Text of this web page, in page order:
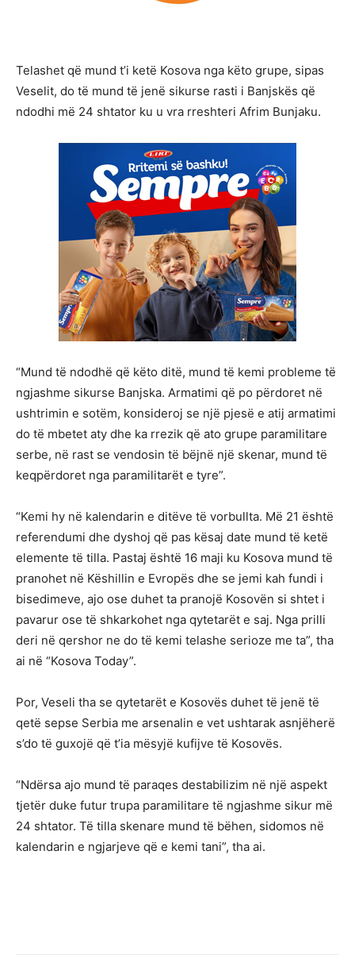
Telashet që mund t’i ketë Kosova nga këto grupe, sipas
Veselit, do të mund të jenë sikurse rasti i Banjskës që
ndodhi më 24 shtator ku u vra rreshteri Afrim Bunjaku.
“Mund të ndodhë që këto ditë, mund të kemi probleme të
ngjashme sikurse Banjska. Armatimi që po përdoret në
ushtrimin e sotëm, konsideroj se një pjesë e atij armatimi
do të mbetet aty dhe ka rrezik që ato grupe paramilitare
serbe, në rast se vendosin të bëjnë një skenar, mund të
keqpërdoret nga paramilitarët e tyre”.
“Kemi hy në kalendarin e ditëve të vorbullta. Më 21 është
referendumi dhe dyshoj që pas kësaj date mund të ketë
elemente të tilla. Pastaj është 16 maji ku Kosova mund të
pranohet në Këshillin e Evropës dhe se jemi kah fundi i
bisedimeve, ajo ose duhet ta pranojë Kosovën si shtet i
pavarur ose të shkarkohet nga qytetarët e saj. Nga prilli
deri në qershor ne do të kemi telashe serioze me ta”, tha
ai në “Kosova Today”.
Por, Veseli tha se qytetarët e Kosovës duhet të jenë të
qetë sepse Serbia me arsenalin e vet ushtarak asnjëherë
s’do të guxojë që t’ia mësyjë kufijve të Kosovës.
“Ndërsa ajo mund të paraqes destabilizim në një aspekt
tjetër duke futur trupa paramilitare të ngjashme sikur më
24 shtator. Të tilla skenare mund të bëhen, sidomos në
kalendarin e ngjarjeve që e kemi tani”, tha ai.